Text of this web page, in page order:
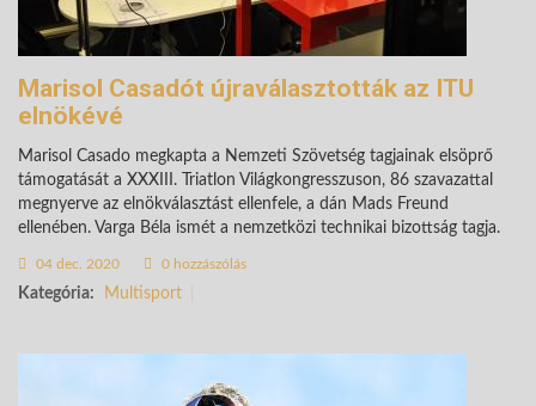
Marisol Casadót újraválasztották az ITU
elnökévé
Marisol Casado megkapta a Nemzeti Szövetség tagjainak elsöprő
támogatását a XXXIII. Triatlon Világkongresszuson, 86 szavazattal
megnyerve az elnökválasztást ellenfele, a dán Mads Freund
ellenében. Varga Béla ismét a nemzetközi technikai bizottság tagja.
04 dec. 2020 0 hozzászólás
Kategória: Multisport